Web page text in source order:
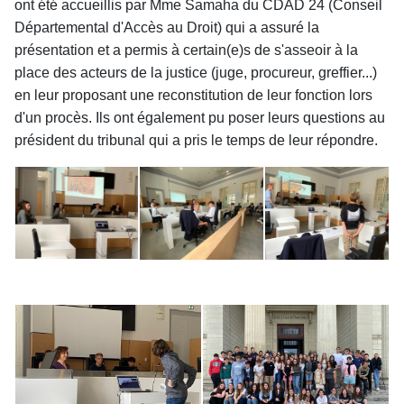
ont été accueillis par Mme Samaha du CDAD 24 (Conseil
Départemental d'Accès au Droit) qui a assuré la
présentation et a permis à certain(e)s de s'asseoir à la
place des acteurs de la justice (juge, procureur, greffier...)
en leur proposant une reconstitution de leur fonction lors
d'un procès. Ils ont également pu poser leurs questions au
président du tribunal qui a pris le temps de leur répondre.